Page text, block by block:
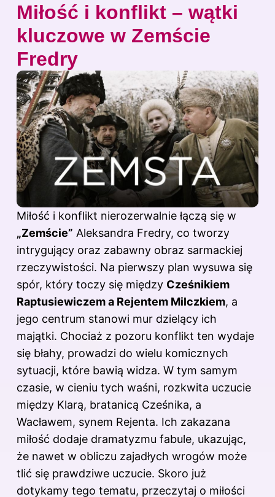
Miłość i konflikt – wątki
kluczowe w Zemście
Fredry
Miłość i konflikt nierozerwalnie łączą się w
„Zemście” Aleksandra Fredry, co tworzy
intrygujący oraz zabawny obraz sarmackiej
rzeczywistości. Na pierwszy plan wysuwa się
spór, który toczy się między Cześnikiem
Raptusiewiczem a Rejentem Milczkiem, a
jego centrum stanowi mur dzielący ich
majątki. Chociaż z pozoru konflikt ten wydaje
się błahy, prowadzi do wielu komicznych
sytuacji, które bawią widza. W tym samym
czasie, w cieniu tych waśni, rozkwita uczucie
między Klarą, bratanicą Cześnika, a
Wacławem, synem Rejenta. Ich zakazana
miłość dodaje dramatyzmu fabule, ukazując,
że nawet w obliczu zajadłych wrogów może
tlić się prawdziwe uczucie. Skoro już
dotykamy tego tematu, przeczytaj o miłości